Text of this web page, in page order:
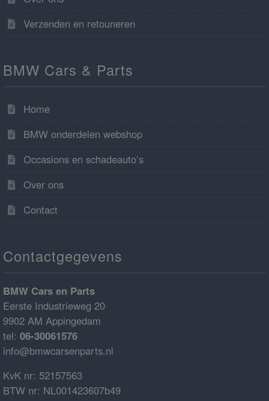
Verzenden en retouneren
BMW Cars & Parts
Home
BMW onderdelen webshop
Occasions en schadeauto’s
Over ons
Contact
Contactgegevens
BMW Cars en Parts
Eerste Industrieweg 20
9902 AM Appingedam
tel: 06-30061576
info@bmwcarsenparts.nl
KvK nr: 52157563
BTW nr: NL001423607b49